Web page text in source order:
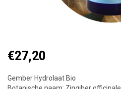
€27,20
Gember Hydrolaat Bio